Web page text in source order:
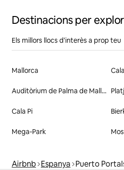
Destinacions per
Els millors llocs d'interès a prop teu
Mallorca
Auditòrium de Palma de Mallorca
Cala Pi
Mega-Park
Airbnb Espanya Puerto